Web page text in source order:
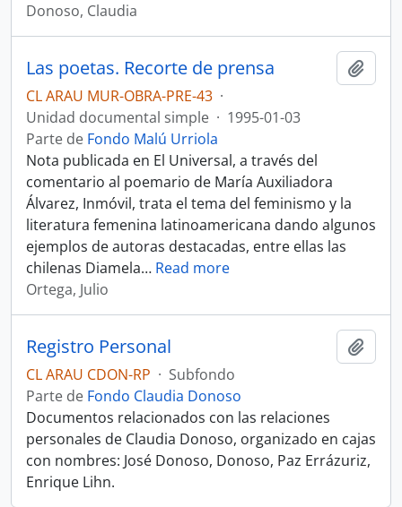
Donoso, Claudia
Las poetas. Recorte de prensa
CL ARAU MUR-OBRA-PRE-43 ·
Unidad documental simple · 1995-01-03
Parte de Fondo Malú Urriola
Nota publicada en El Universal, a través del
comentario al poemario de María Auxiliadora
Álvarez, Inmóvil, trata el tema del feminismo y la
literatura femenina latinoamericana dando algunos
ejemplos de autoras destacadas, entre ellas las
chilenas Diamela… Read more
Ortega, Julio
Registro Personal
CL ARAU CDON-RP · Subfondo
Parte de Fondo Claudia Donoso
Documentos relacionados con las relaciones
personales de Claudia Donoso, organizado en cajas
con nombres: José Donoso, Donoso, Paz Errázuriz,
Enrique Lihn.